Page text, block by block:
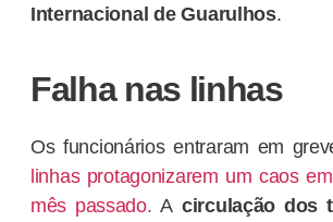
Internacional de Guarulhos.
Falha nas linhas
Os funcionários entraram em
linhas protagonizarem um caos
mês passado.A circulação dos